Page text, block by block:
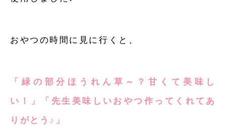
おやつの時間に見に行くと、
「緑の部分ほうれん草～？甘くて美味し
い！」「先生美味しいおやつ作ってくれてあ
りがとう♪」